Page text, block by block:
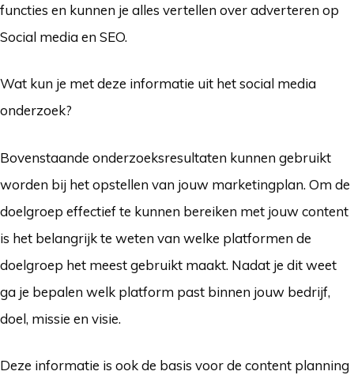
functies en kunnen je alles vertellen over adverteren op
Social media en SEO.
Wat kun je met deze informatie uit het social media
onderzoek?
Bovenstaande onderzoeksresultaten kunnen gebruikt
worden bij het opstellen van jouw marketingplan. Om de
doelgroep effectief te kunnen bereiken met jouw content
is het belangrijk te weten van welke platformen de
doelgroep het meest gebruikt maakt. Nadat je dit weet
ga je bepalen welk platform past binnen jouw bedrijf,
doel, missie en visie.
Deze informatie is ook de basis voor de content planning